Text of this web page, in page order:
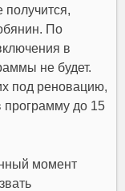
получится,
По
в
не будет.
под реновацию,
программу до 15
момент